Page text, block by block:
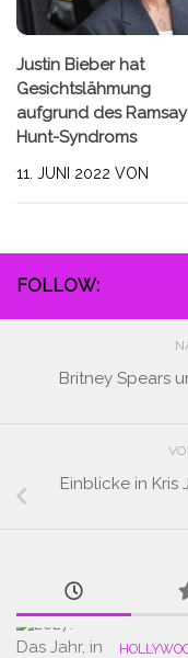
Justin Bieber hat
Gesichtslähmung
aufgrund des
Hunt-Syndroms
11. JUNI 2022 VON
FOLLOW:
Britney Spears
Einblicke in Kris